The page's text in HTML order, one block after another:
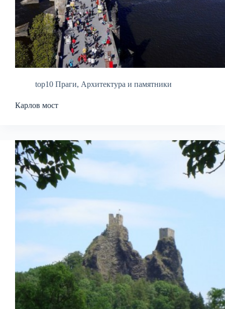
top10 Праги, Архитектура и памятники
Карлов мост